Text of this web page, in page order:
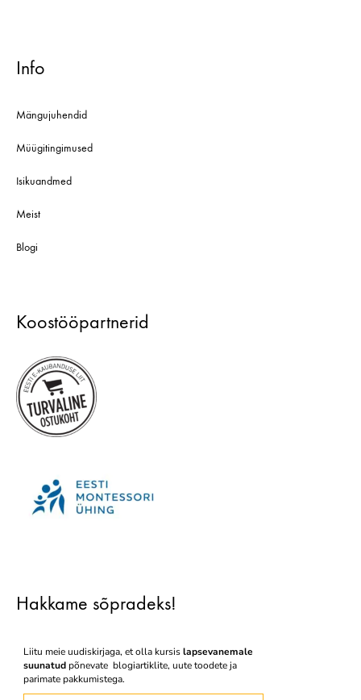
Info
Mängujuhendid
Müügitingimused
Isikuandmed
Meist
Blogi
Koostööpartnerid
Hakkame sõpradeks!
Liitu meie uudiskirjaga, et olla kursislapsevanemale
suunatudpõnevate blogiartiklite, uute toodete ja
parimate pakkumistega.